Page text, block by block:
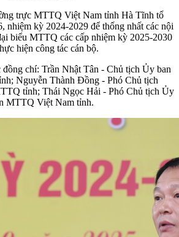
trực MTTQ Việt Nam tỉnh Hà Tĩnh tổ
nhiệm kỳ 2024-2029 để thống nhất các nội
biểu MTTQ các cấp nhiệm kỳ 2025-2030
hiện công tác cán bộ.
chí: Trần Nhật Tân - Chủ tịch Ủy ban
Nguyễn Thành Đồng - Phó Chủ tịch
tỉnh; Thái Ngọc Hải - Phó Chủ tịch Ủy
MTTQ Việt Nam tỉnh.